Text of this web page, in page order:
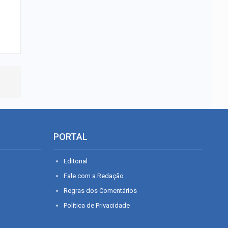
PORTAL
Editorial
Fale com a Redação
Regras dos Comentários
Política de Privacidade